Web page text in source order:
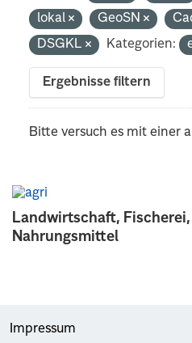
Landwirtschaft,
Nahrungsmittel
lokal
GeoSN
DSGKL
Kategorien:
Ergebnisse filtern
Bitte versuch es mit einer
Impressum